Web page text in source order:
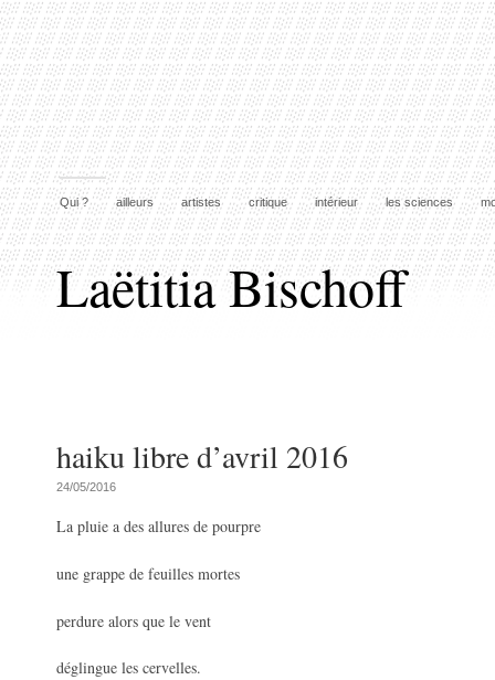
Qui ? ailleurs artistes critique intérieur les sciences
Laëtitia Bischoff
haiku libre d’avril 2016
24/05/2016
La pluie a des allures de pourpre
une grappe de feuilles mortes
perdure alors que le vent
déglingue les cervelles.